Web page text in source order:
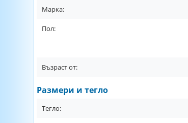
Марка:
Пол:
Възраст от:
Размери и тегло
Тегло: